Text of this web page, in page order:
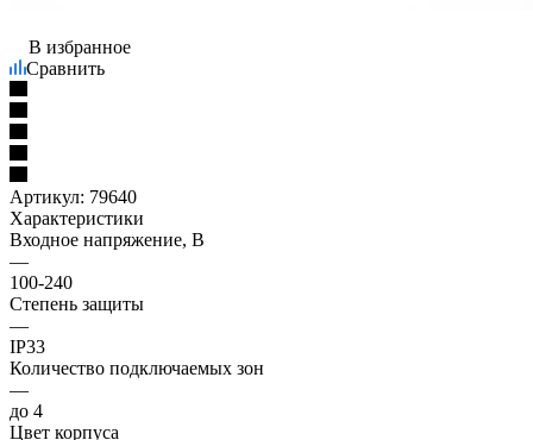
В избранное
Сравнить
Артикул: 79640
Характеристики
Входное напряжение, В
—
100-240
Степень защиты
—
IP33
Количество подключаемых зон
—
до 4
Цвет корпуса